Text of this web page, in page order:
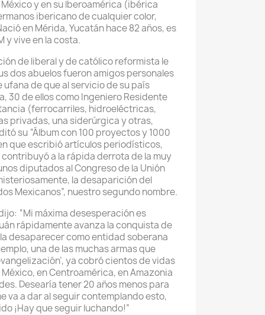
y en su lberoamérica (ibérica
ibericano de cualquier color,
en Mérida, Yucatán hace 82 años, es
y vive en la costa.
de liberal y de católico reformista le
dos abuelos fueron amigos personales
de que al servicio de su país
30 de ellos como Ingeniero Residente
(ferrocarriles, hidroeléctricas,
privadas, una siderúrgica y otras,
su “Álbum con 100 proyectos y 1000
que escribió artículos periodísticos,
a la rápida derrota de la muy
diputados al Congreso de la Unión
la desaparición del
Mexicanos”, nuestro segundo nombre.
“Mi máxima desesperación es
rápidamente avanza la conquista de
desaparecer como entidad soberana
una de las muchas armas que
ya cobró cientos de vidas
en Centroamérica, en Amazonia
Desearía tener 20 años menos para
va a dar al seguir contemplando esto,
¡Hay que seguir luchando!”